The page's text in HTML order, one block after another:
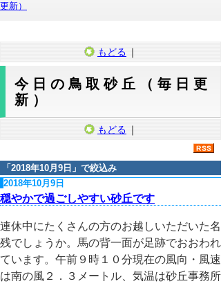
更新）
もどる ｜
今日の鳥取砂丘（毎日更
新）
もどる ｜
「 2018年10月9日 」で絞込み
2018年10月9日
穏やかで過ごしやすい砂丘です
連休中にたくさんの方のお越しいただいた名
残でしょうか。馬の背一面が足跡でおおわれ
ています。午前９時１０分現在の風向・風速
は南の風２．３メートル、気温は砂丘事務所